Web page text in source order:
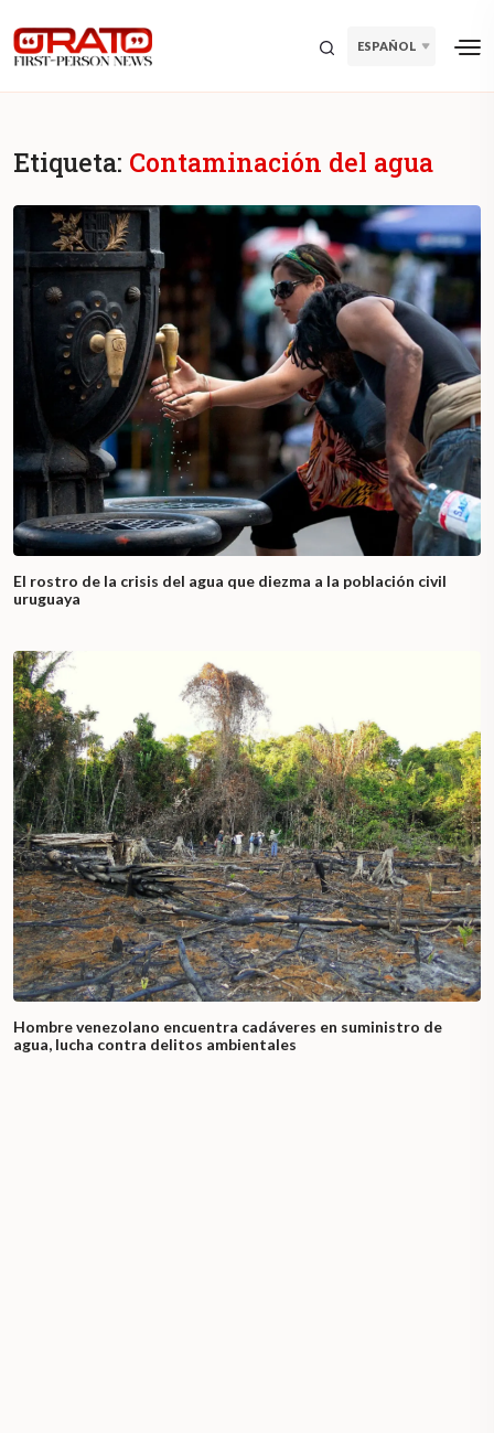
ESPAÑOL
Etiqueta: Contaminación del agua
El rostro de la crisis del agua que diezma a la población civil
uruguaya
Hombre venezolano encuentra cadáveres en suministro de
agua, lucha contra delitos ambientales